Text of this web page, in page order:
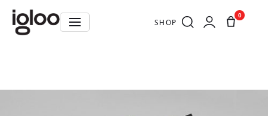
SHOP
0